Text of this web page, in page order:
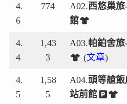
4.
6
774 A02.西悠巢
館
4.
4
1,43
3
A03.帕鉑舍
(文章)
4.
5
1,58
5
A04.頭等艙飯
站前館